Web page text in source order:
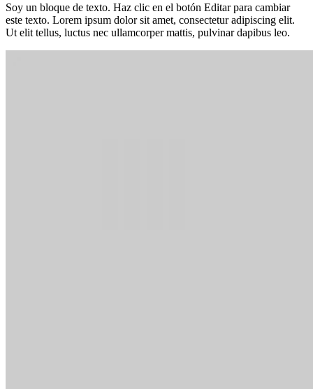
Soy un bloque de texto. Haz clic en el botón Editar para cambiar
este texto. Lorem ipsum dolor sit amet, consectetur adipiscing elit.
Ut elit tellus, luctus nec ullamcorper mattis, pulvinar dapibus leo.